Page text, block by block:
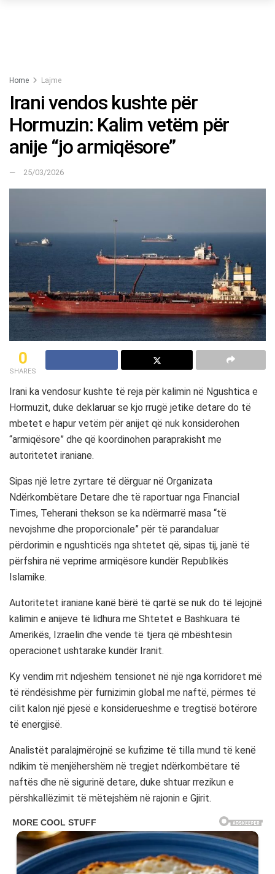
Home Lajme
Irani vendos kushte për
Hormuzin: Kalim vetëm për
anije “jo armiqësore”
25/03/2026
0
SHARES
Irani ka vendosur kushte të reja për kalimin në Ngushtica e
Hormuzit, duke deklaruar se kjo rrugë jetike detare do të
mbetet e hapur vetëm për anijet që nuk konsiderohen
“armiqësore” dhe që koordinohen paraprakisht me
autoritetet iraniane.
Sipas një letre zyrtare të dërguar në Organizata
Ndërkombëtare Detare dhe të raportuar nga Financial
Times, Teherani thekson se ka ndërmarrë masa “të
nevojshme dhe proporcionale” për të parandaluar
përdorimin e ngushticës nga shtetet që, sipas tij, janë të
përfshira në veprime armiqësore kundër Republikës
Islamike.
Autoritetet iraniane kanë bërë të qartë se nuk do të lejojnë
kalimin e anijeve të lidhura me Shtetet e Bashkuara të
Amerikës, Izraelin dhe vende të tjera që mbështesin
operacionet ushtarake kundër Iranit.
Ky vendim rrit ndjeshëm tensionet në një nga korridoret më
të rëndësishme për furnizimin global me naftë, përmes të
cilit kalon një pjesë e konsiderueshme e tregtisë botërore
të energjisë.
Analistët paralajmërojnë se kufizime të tilla mund të kenë
ndikim të menjëhershëm në tregjet ndërkombëtare të
naftës dhe në sigurinë detare, duke shtuar rrezikun e
përshkallëzimit të mëtejshëm në rajonin e Gjirit.